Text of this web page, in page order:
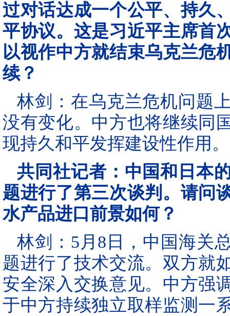
过对话达成一个公平、持久
平协议。这是习近平主席首
以视作中方就结束乌克兰危
续？
林剑：在乌克兰危机问题
没有变化。中方也将继续同
现持久和平发挥建设性作用。
共同社记者：中国和日本
题进行了第三次谈判。请问
水产品进口前景如何？
林剑：5月8日，中国海关
题进行了技术交流。双方就
安全深入交换意见。中方强
于中方持续独立取样监测一